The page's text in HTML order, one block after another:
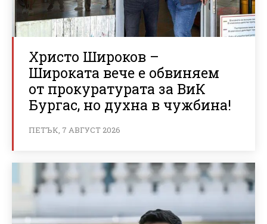
Христо Широков –
Широката вече е обвиняем
от прокуратурата за ВиК
Бургас, но духна в чужбина!
ПЕТЪК, 7 АВГУСТ 2026